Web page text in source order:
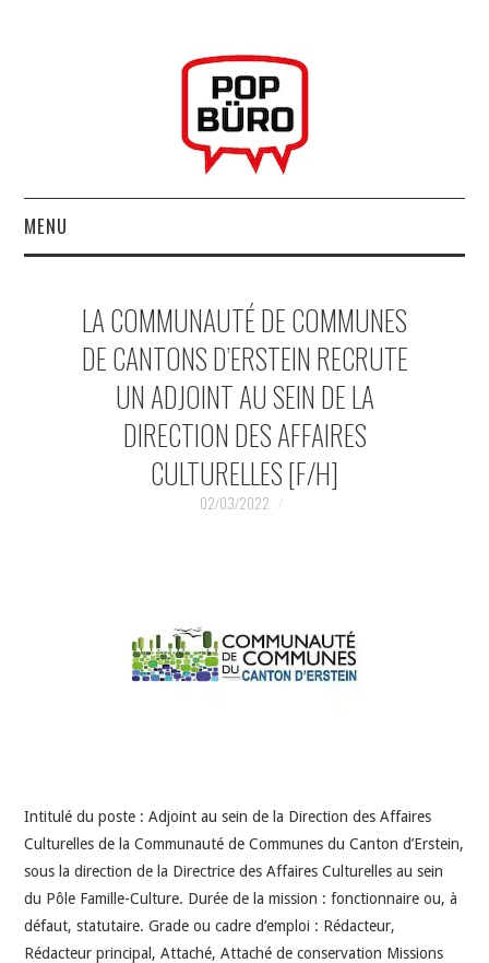
MENU
MUSIQUESACTUELLES.NET
GABBA GABBA HEY !
LES LABELS
LA COMMUNAUTÉ DE COMMUNES
DE CANTONS D’ERSTEIN RECRUTE
UN ADJOINT AU SEIN DE LA
DIRECTION DES AFFAIRES
CULTURELLES [F/H]
02/03/2022
Intitulé du poste : Adjoint au sein de la Direction des Affaires
Culturelles de la Communauté de Communes du Canton d’Erstein,
sous la direction de la Directrice des Affaires Culturelles au sein
du Pôle Famille-Culture. Durée de la mission : fonctionnaire ou, à
défaut, statutaire. Grade ou cadre d’emploi : Rédacteur,
Rédacteur principal, Attaché, Attaché de conservation Missions